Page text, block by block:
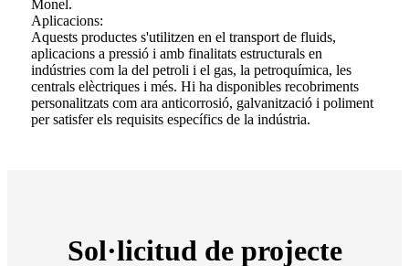
Monel.
Aplicacions:
Aquests productes s'utilitzen en el transport de fluids,
aplicacions a pressió i amb finalitats estructurals en
indústries com la del petroli i el gas, la petroquímica, les
centrals elèctriques i més. Hi ha disponibles recobriments
personalitzats com ara anticorrosió, galvanització i poliment
per satisfer els requisits específics de la indústria.
Sol·licitud de projecte